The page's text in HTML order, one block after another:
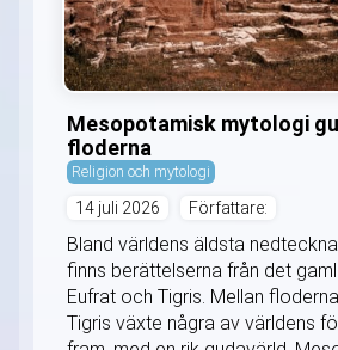
Mesopotamisk mytologi
floderna
Religion och mytologi
14 juli 2026 Författare:
Bland världens äldsta
finns berättelserna från det
Eufrat och Tigris. Mellan
Tigris växte några av världens